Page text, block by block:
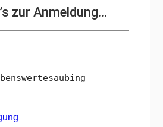
zur Anmeldung…